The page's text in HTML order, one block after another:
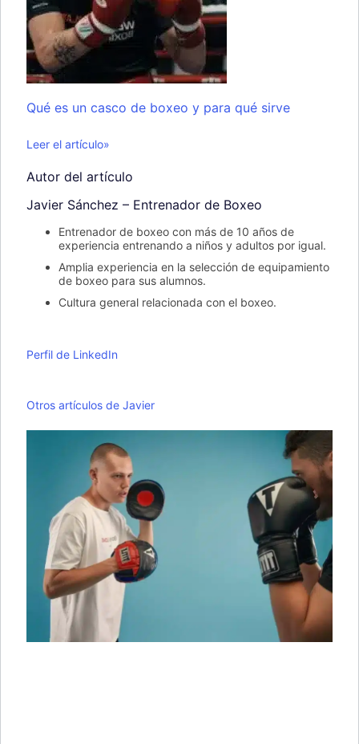
Qué es un casco de boxeo y para qué sirve
Leer el artículo»
Autor del artículo
Javier Sánchez – Entrenador de Boxeo
Entrenador de boxeo con más de 10 años de
experiencia entrenando a niños y adultos por igual.
Amplia experiencia en la selección de equipamiento
de boxeo para sus alumnos.
Cultura general relacionada con el boxeo.
Perfil de LinkedIn
Otros artículos de Javier